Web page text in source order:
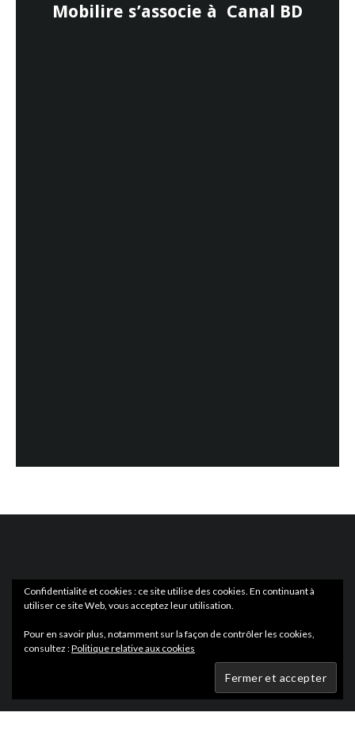
Mobilire s’associe à Canal BD
Confidentialité et cookies : ce site utilise des cookies. En continuant à
utiliser ce site Web, vous acceptez leur utilisation.
Pour en savoir plus, notamment sur la façon de contrôler les cookies,
consultez :Politique relative aux cookies